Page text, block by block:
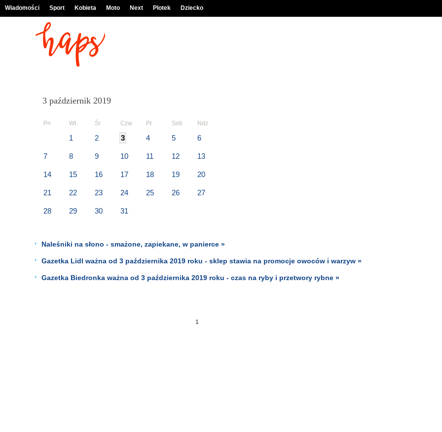
Wiadomości Sport Kobieta Moto Next Plotek Dziecko
3 październik 2019
Pn Wt Śr Czw Pt Sob Ndz
1 2 3 4 5 6
7 8 9 10 11 12 13
14 15 16 17 18 19 20
21 22 23 24 25 26 27
28 29 30 31
Naleśniki na słono - smażone, zapiekane, w panierce »
Gazetka Lidl ważna od 3 października 2019 roku - sklep stawia na promocje owoców i warzyw »
Gazetka Biedronka ważna od 3 października 2019 roku - czas na ryby i przetwory rybne »
1